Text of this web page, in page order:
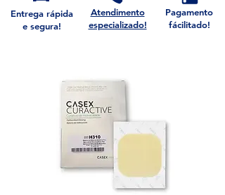
Entrega rápida
e segura!
Atendimento
especializado!
Pagamento
fácilitado!